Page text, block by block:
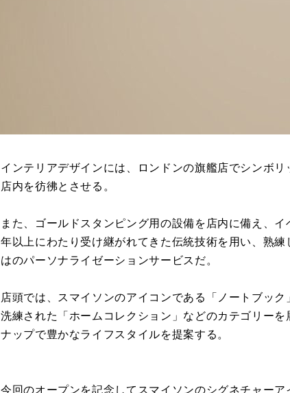
インテリアデザインには、ロンドンの旗艦店でシンボ
店内を彷彿とさせる。
また、ゴールドスタンピング用の設備を店内に備え、
年以上にわたり受け継がれてきた伝統技術を用い、熟
はのパーソナライゼーションサービスだ。
店頭では、スマイソンのアイコンである「ノートブッ
洗練された「ホームコレクション」などのカテゴリー
ナップで豊かなライフスタイルを提案する。
今回のオープンを記念してスマイソンのシグネチャー